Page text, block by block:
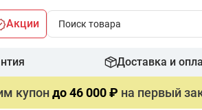
Акции
Доставка и
купондо 46 000 ₽ на первый